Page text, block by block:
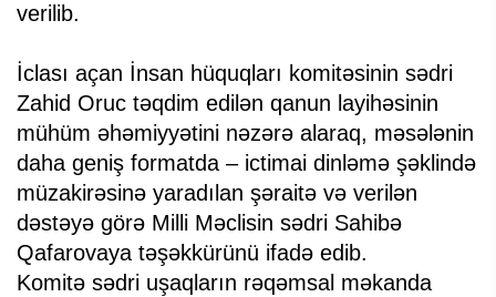
verilib.
İclası açan İnsan hüquqları komitəsinin sədri
Zahid Oruc təqdim edilən qanun layihəsinin
mühüm əhəmiyyətini nəzərə alaraq, məsələnin
daha geniş formatda – ictimai dinləmə şəklində
müzakirəsinə yaradılan şəraitə və verilən
dəstəyə görə Milli Məclisin sədri Sahibə
Qafarovaya təşəkkürünü ifadə edib.
Komitə sədri uşaqların rəqəmsal məkanda